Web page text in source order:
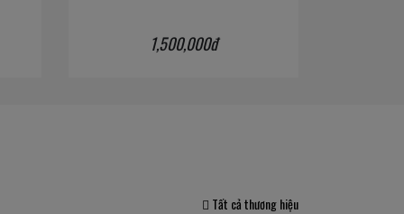
1,500,000đ
Tất cả thương hiệu